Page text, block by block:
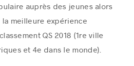
auprès des jeunes alors
meilleure expérience
QS 2018 (1re ville
et 4e dans le monde).